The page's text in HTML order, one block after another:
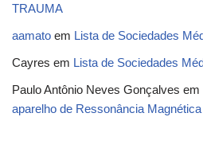
TRAUMA
aamato em Lista de Sociedades
Cayres em Lista de Sociedades
Paulo Antônio Neves Gonçalves em
aparelho de Ressonância Magnética